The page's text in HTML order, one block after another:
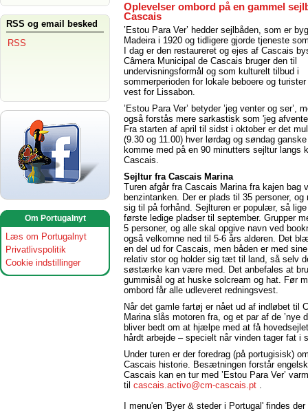
RSS og email besked
RSS
Om Portugalnyt
Læs om Portugalnyt
Privatlivspolitik
Cookie indstillinger
Oplevelser ombord på en gammel
Cascais
’Estou Para Ver’ hedder sejlbåden, som er
Madeira i 1920 og tidligere gjorde tjeneste
I dag er den restaureret og ejes af Cascais
Câmera Municipal de Cascais bruger den til
undervisningsformål og som kulturelt tilbud i
sommerperioden for lokale beboere og
vest for Lissabon.
’Estou Para Ver’ betyder ’jeg venter og ser’,
også forstås mere sarkastisk som 'jeg
Fra starten af april til sidst i oktober er det
(9.30 og 11.00) hver lørdag og søndag
komme med på en 90 minutters sejltur langs
Cascais.
Sejltur fra Cascais Marina
Turen afgår fra Cascais Marina fra kajen bag
benzintanken. Der er plads til 35 personer, og
sig til på forhånd. Sejlturen er populær, så
første ledige pladser til september. Grupper
5 personer, og alle skal opgive navn ved
også velkomne ned til 5-6 års alderen. Det
en del ud for Cascais, men båden er med
relativ stor og holder sig tæt til land, så selv
søstærke kan være med. Det anbefales at
gummisål og at huske solcream og hat. Før
ombord får alle udleveret redningsvest.
Når det gamle fartøj er nået ud af indløbet til
Marina slås motoren fra, og et par af de ’nye
bliver bedt om at hjælpe med at få
hårdt arbejde – specielt når vinden tager fat i
Under turen er der foredrag (på portugisisk)
Cascais historie. Besætningen forstår
Cascais kan en tur med ’Estou Para Ver’
til cascais.activo@cm-cascais.pt
I menu'en 'Byer & steder i Portugal' findes